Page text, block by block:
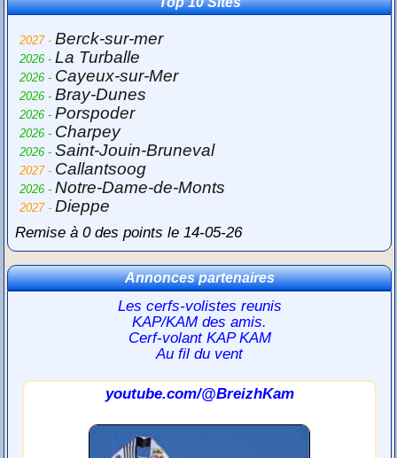
2027 -Berck-sur-mer
2026 -La Turballe
2026 - Cayeux-sur-Mer
2026 -Bray-Dunes
2026 -Porspoder
2026 - Charpey
2026 -Saint-Jouin-Bruneval
2027 - Callantsoog
2026 -Notre-Dame-de-Monts
2027 -Dieppe
Remise à 0 des points le 14-05-26
Annonces partenaires
Les cerfs-volistes reunis
KAP/KAM des amis.
Cerf-volant KAP KAM
Au fil du vent
youtube.com/@BreizhKam